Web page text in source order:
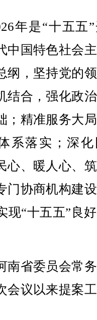
是“十五五”
中国特色社会
纲，坚持党的
结合，强化政
；精准服务大
系落实；深
心、暖人心、
门协商机构建
现“十五五”良
省委员会常
会议以来提案